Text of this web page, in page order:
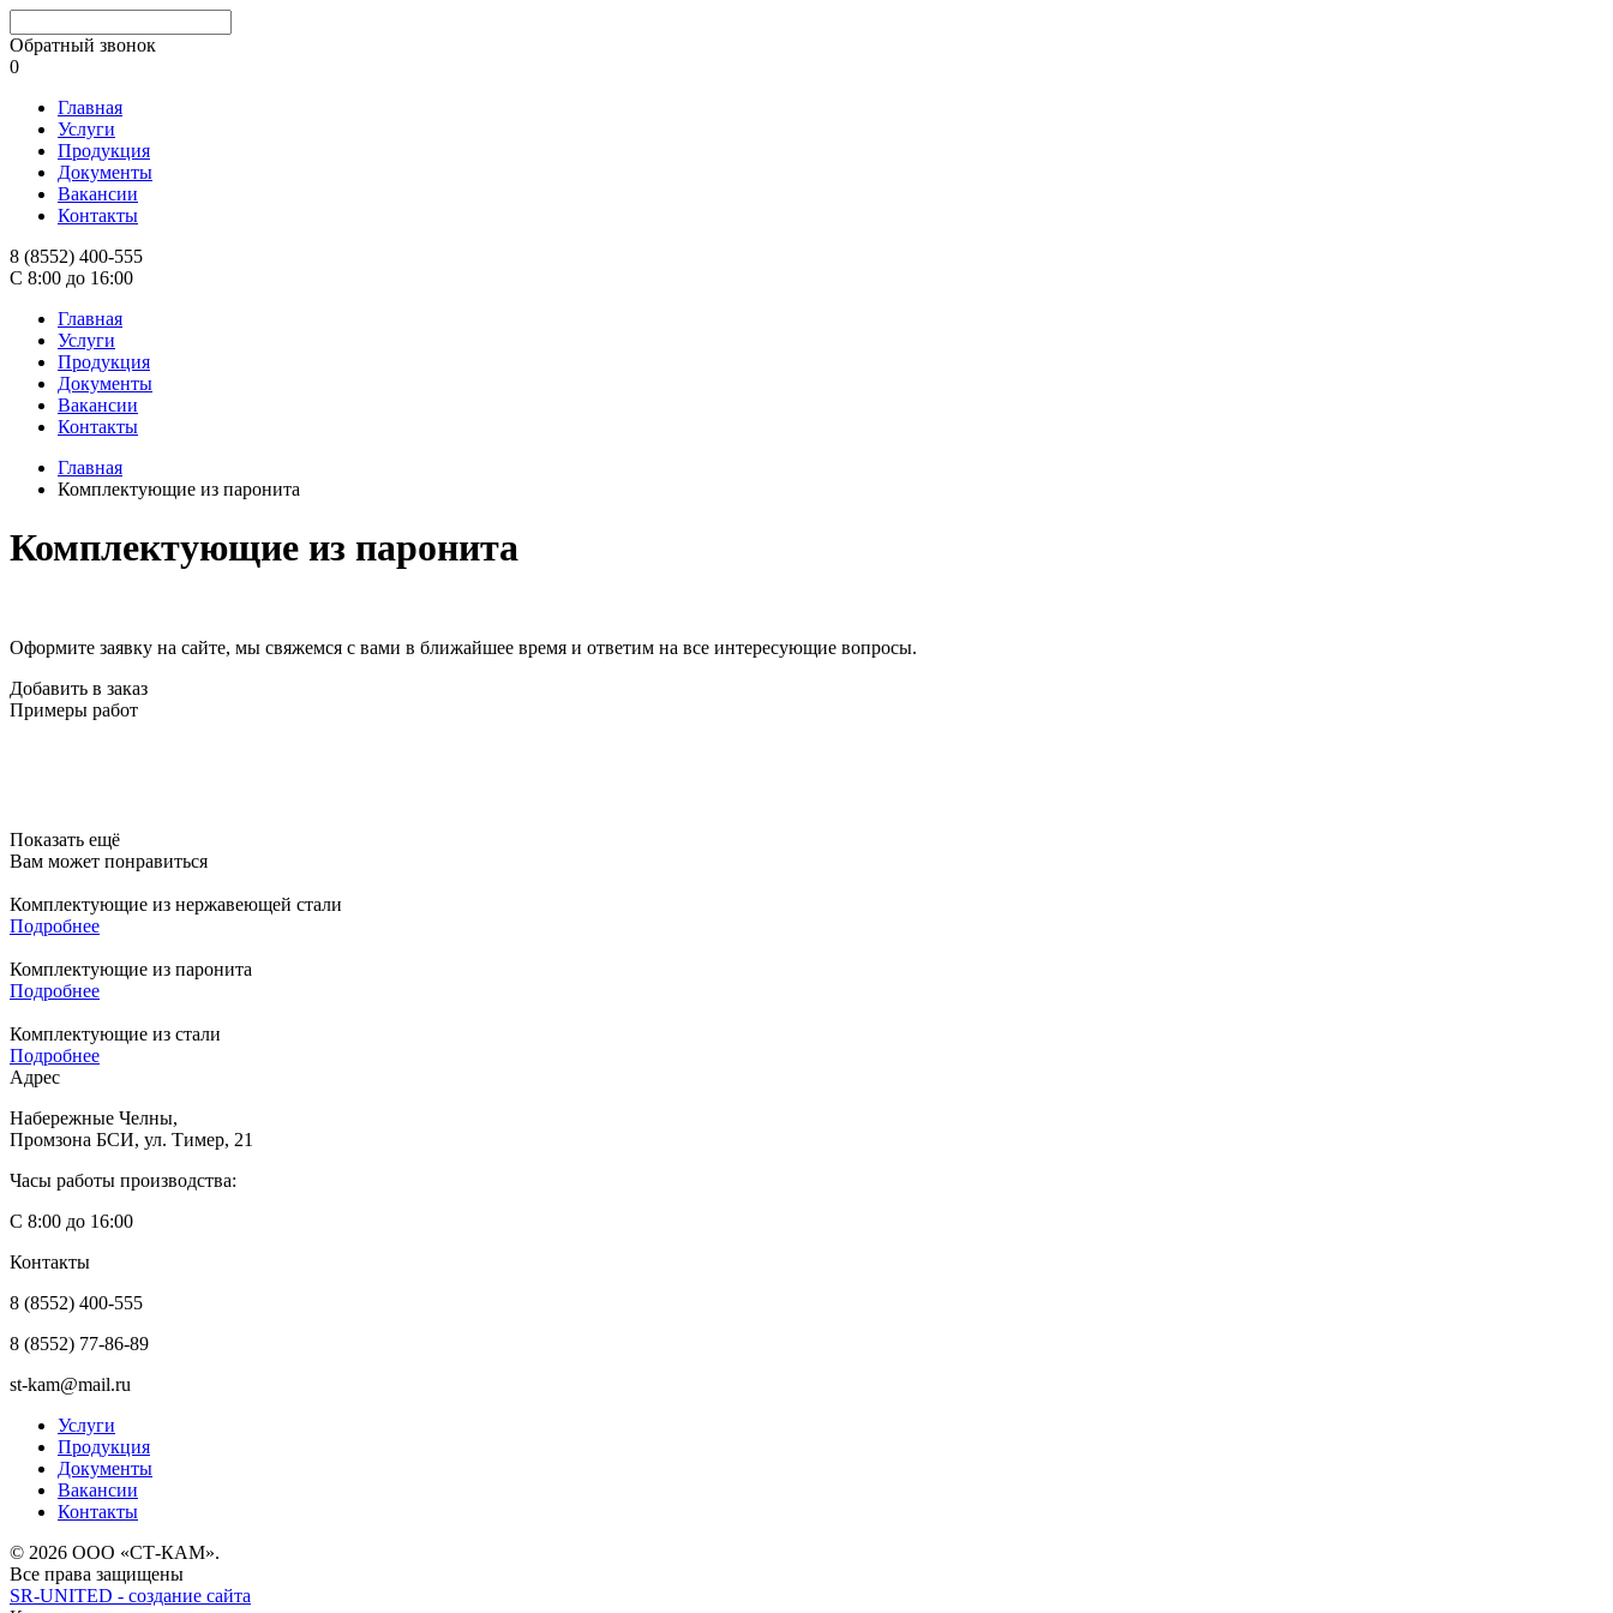
Обратный звонок
0
Главная
Услуги
Продукция
Документы
Вакансии
Контакты
8 (8552) 400-555
С 8:00 до 16:00
Главная
Услуги
Продукция
Документы
Вакансии
Контакты
Главная
Комплектующие из паронита
Комплектующие из паронита
Оформите заявку на сайте, мы свяжемся с вами в ближайшее время и ответим на все интересующие вопросы.
Добавить в заказ
Примеры работ
Показать ещё
Вам может понравиться
Комплектующие из нержавеющей стали
Подробнее
Комплектующие из паронита
Подробнее
Комплектующие из стали
Подробнее
Адрес
Набережные Челны,
Промзона БСИ, ул. Тимер, 21
Часы работы производства:
С 8:00 до 16:00
Контакты
8 (8552) 400-555
8 (8552) 77-86-89
st-kam@mail.ru
Услуги
Продукция
Документы
Вакансии
Контакты
© 2026 ООО «СТ-КАМ».
Все права защищены
SR-UNITED - создание сайта